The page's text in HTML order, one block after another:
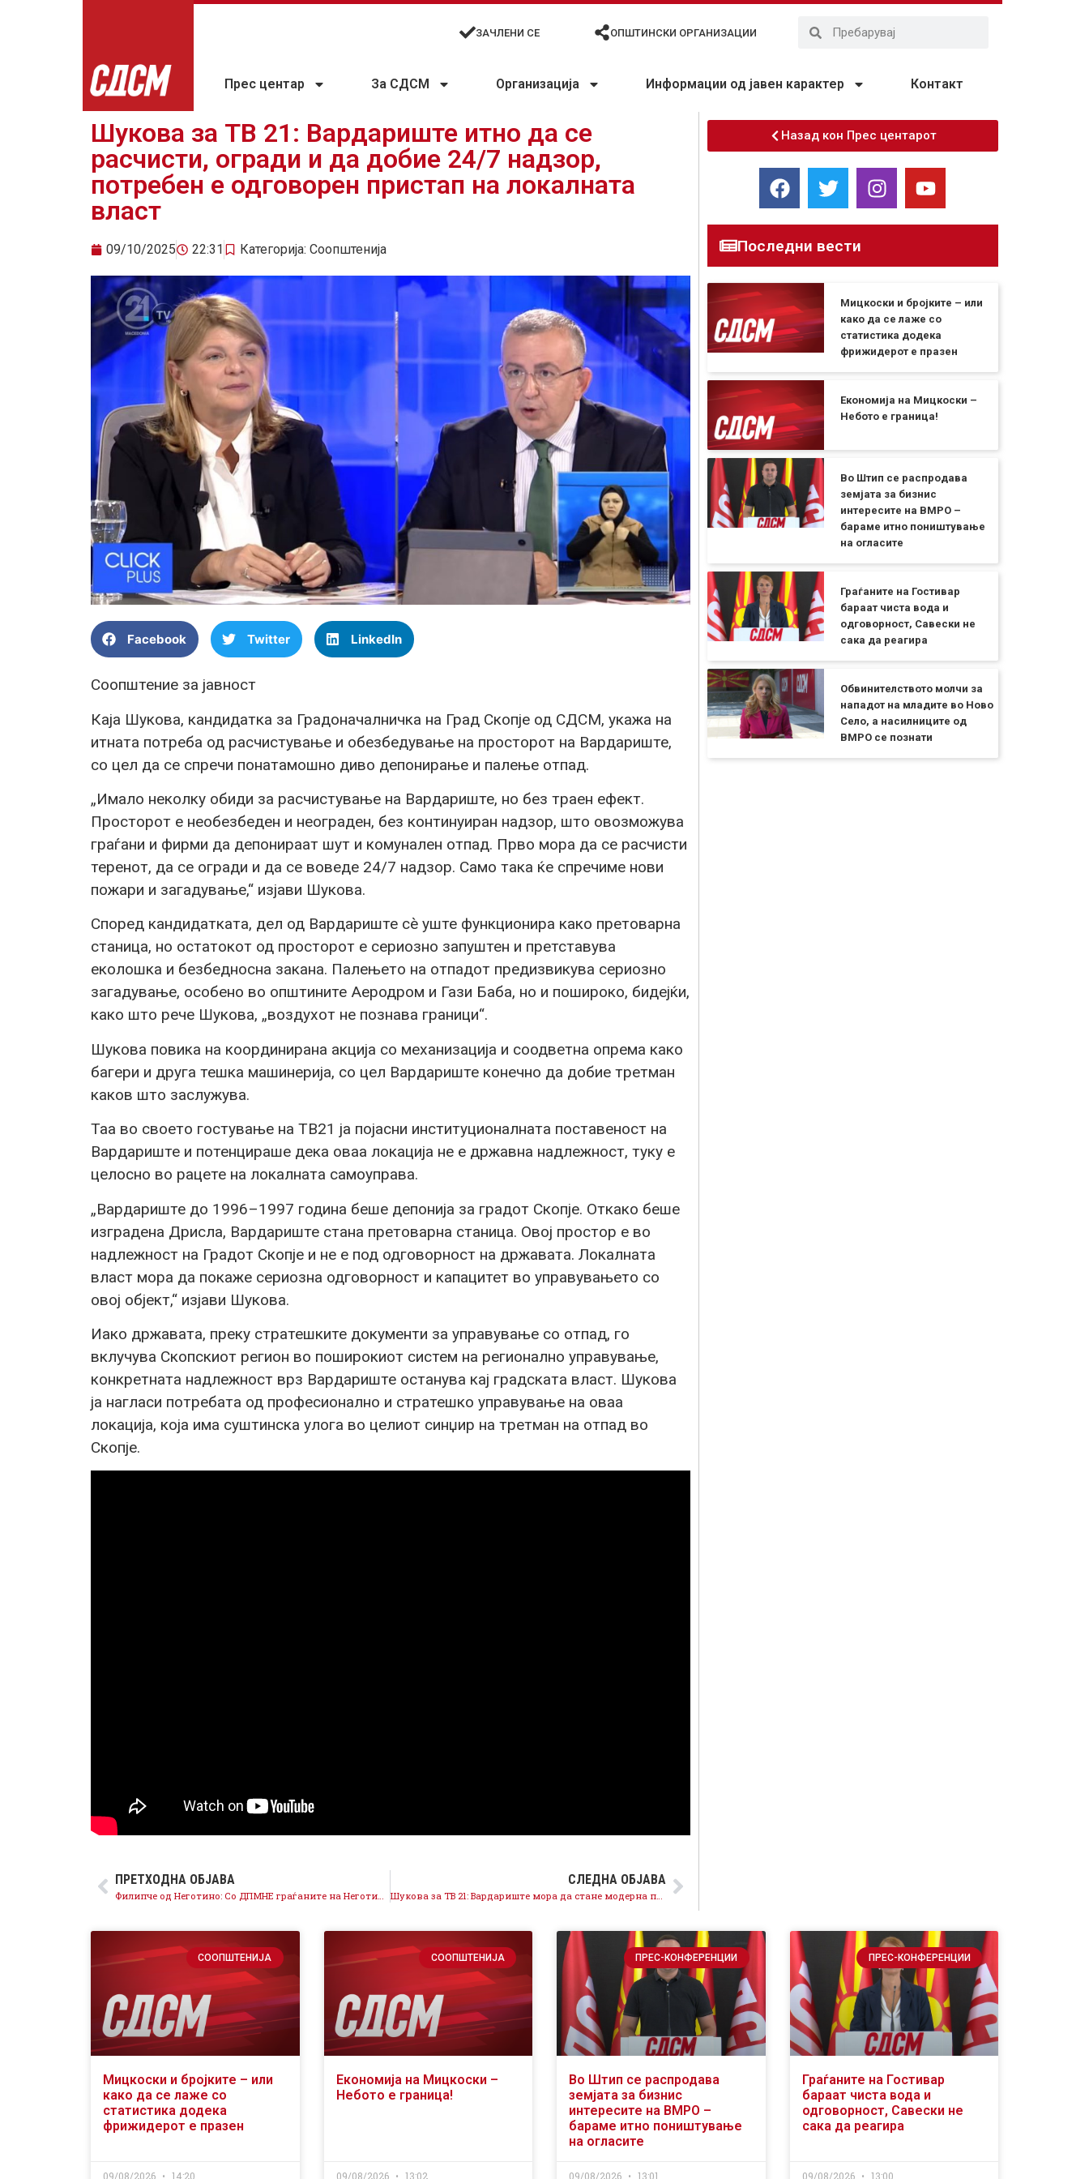
ЗАЧЛЕНИ СЕ ОПШТИНСКИ ОРГАНИЗАЦИИ
Прес центар За СДСМ Организација Информации од јавен карактер Контакт
Шукова за ТВ 21: Вардариште итно да се
расчисти, огради и да добие 24/7 надзор,
потребен е одговорен пристап на локалната
власт
09/10/2025 22:31 Категорија: Соопштенија
Facebook Twitter LinkedIn
Соопштение за јавност
Каја Шукова, кандидатка за Градоначалничка на Град Скопје од СДСМ, укажа на
итната потреба од расчистување и обезбедување на просторот на Вардариште,
со цел да се спречи понатамошно диво депонирање и палење отпад.
„Имало неколку обиди за расчистување на Вардариште, но без траен ефект.
Просторот е необезбеден и неограден, без континуиран надзор, што овозможува
граѓани и фирми да депонираат шут и комунален отпад. Прво мора да се расчисти
теренот, да се огради и да се воведе 24/7 надзор. Само така ќе спречиме нови
пожари и загадување,“ изјави Шукова.
Според кандидатката, дел од Вардариште сè уште функционира како претоварна
станица, но остатокот од просторот е сериозно запуштен и претставува
еколошка и безбедносна закана. Палењето на отпадот предизвикува сериозно
загадување, особено во општините Аеродром и Гази Баба, но и пошироко, бидејќи,
како што рече Шукова, „воздухот не познава граници“.
Шукова повика на координирана акција со механизација и соодветна опрема како
багери и друга тешка машинерија, со цел Вардариште конечно да добие третман
каков што заслужува.
Таа во своето гостување на ТВ21 ја појасни институционалната поставеност на
Вардариште и потенцираше дека оваа локација не е државна надлежност, туку е
целосно во рацете на локалната самоуправа.
„Вардариште до 1996–1997 година беше депонија за градот Скопје. Откако беше
изградена Дрисла, Вардариште стана претоварна станица. Овој простор е во
надлежност на Градот Скопје и не е под одговорност на државата. Локалната
власт мора да покаже сериозна одговорност и капацитет во управувањето со
овој објект,“ изјави Шукова.
Иако државата, преку стратешките документи за управување со отпад, го
вклучува Скопскиот регион во поширокиот систем на регионално управување,
конкретната надлежност врз Вардариште останува кај градската власт. Шукова
ја нагласи потребата од професионално и стратешко управување на оваа
локација, која има суштинска улога во целиот синџир на третман на отпад во
Скопје.
ПРЕТХОДНА ОБЈАВА СЛЕДНА ОБЈАВА
Назад кон Прес центарот
Последни вести
Мицкоски и бројките – или
како да се лаже со
статистика додека
фрижидерот е празен
Економија на Мицкоски –
Небото е граница!
Во Штип се распродава
земјата за бизнис
интересите на ВМРО –
бараме итно поништување
на огласите
Граѓаните на Гостивар
бараат чиста вода и
одговорност, Савески не
сака да реагира
Обвинителството молчи за
нападот на младите во Ново
Село, а насилниците од
ВМРО се познати
СООПШТЕНИЈА
Мицкоски и бројките – или
како да се лаже со
статистика додека
фрижидерот е празен
09/08/2026 14:20
СООПШТЕНИЈА
Економија на Мицкоски –
Небото е граница!
09/08/2026 13:02
ПРЕС-КОНФЕРЕНЦИИ
Во Штип се распродава
земјата за бизнис
интересите на ВМРО –
бараме итно поништување
на огласите
09/08/2026 13:01
ПРЕС-КОНФЕРЕНЦИИ
Граѓаните на Гостивар
бараат чиста вода и
одговорност, Савески не
сака да реагира
09/08/2026 13:00